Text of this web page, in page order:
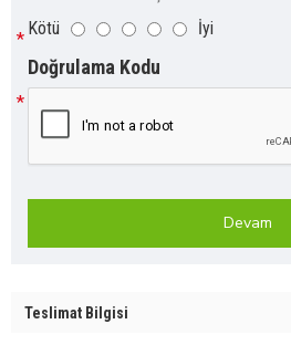
Kötü
İyi
Doğrulama Kodu
Devam
Teslimat Bilgisi